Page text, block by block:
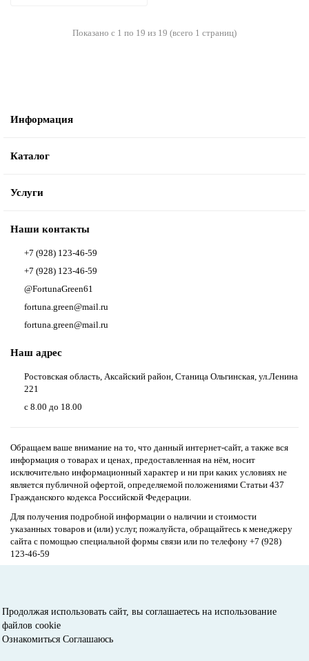
Показано с 1 по 19 из 19 (всего 1 страниц)
Информация
Каталог
Услуги
Наши контакты
+7 (928) 123-46-59
+7 (928) 123-46-59
@FortunaGreen61
fortuna.green@mail.ru
fortuna.green@mail.ru
Наш адрес
Ростовская область, Аксайский район, Станица Ольгинская, ул.Ленина
221
с 8.00 до 18.00
Обращаем ваше внимание на то, что данный интернет-сайт, а также вся
информация о товарах и ценах, предоставленная на нём, носит
исключительно информационный характер и ни при каких условиях не
является публичной офертой, определяемой положениями Статьи 437
Гражданского кодекса Российской Федерации.
Для получения подробной информации о наличии и стоимости
указанных товаров и (или) услуг, пожалуйста, обращайтесь к менеджеру
сайта с помощью специальной формы связи или по телефону +7 (928)
123-46-59
Продолжая использовать сайт, вы соглашаетесь на использование
файлов cookie
Ознакомиться Соглашаюсь